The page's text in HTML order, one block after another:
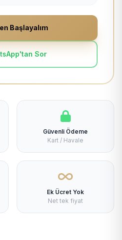
Başlayalım
Sor
Güvenli Ödeme
Kart / Havale
Ek Ücret Yok
Net tek fiyat